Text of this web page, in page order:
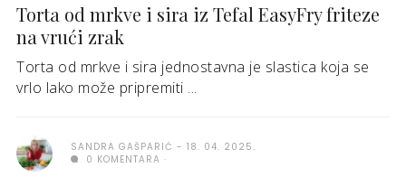
Torta od mrkve i sira iz Tefal EasyFry friteze
na vrući zrak
Torta od mrkve i sira jednostavna je slastica koja se
vrlo lako može pripremiti ...
SANDRA GAŠPARIĆ
18. 04. 2025.
0 KOMENTARA